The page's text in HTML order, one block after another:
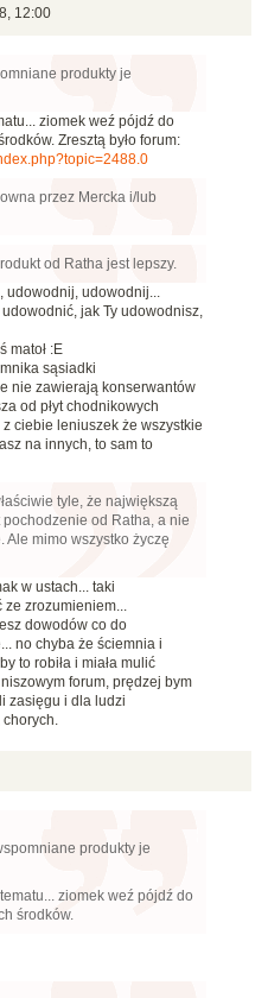
12:00
produkty je
ziomek weź pójdź do
Zresztą było forum:
przez Mercka i/lub
od Ratha jest lepszy.
udowodnij, udowodnij...
jak Ty udowodnisz,
matoł :E
sąsiadki
nie zawierają konserwantów
od płyt chodnikowych
z ciebie leniuszek że wszystkie
na innych, to sam to
tyle, że największą
od Ratha, a nie
mimo wszystko życzę
w ustach... taki
ze zrozumieniem...
dowodów co do
no chyba że ściemnia i
to robiła i miała mulić
forum, prędzej bym
zasięgu i dla ludzi
produkty je
ziomek weź pójdź do
środków.